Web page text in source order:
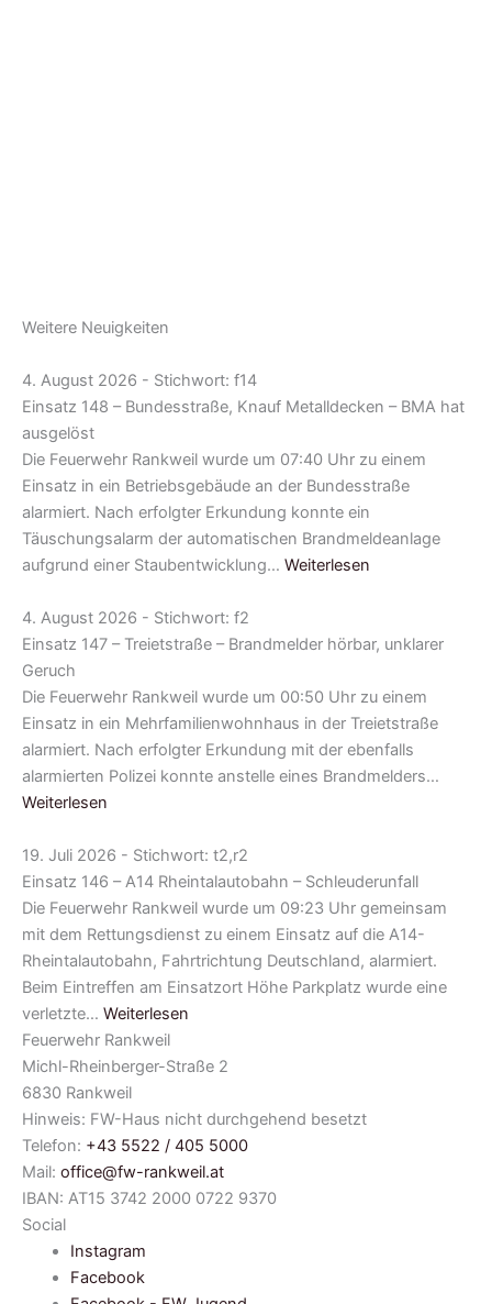
Weitere Neuigkeiten
4. August 2026 - Stichwort: f14
Einsatz 148 – Bundesstraße, Knauf Metalldecken – BMA hat
ausgelöst
Die Feuerwehr Rankweil wurde um 07:40 Uhr zu einem
Einsatz in ein Betriebsgebäude an der Bundesstraße
alarmiert. Nach erfolgter Erkundung konnte ein
Täuschungsalarm der automatischen Brandmeldeanlage
aufgrund einer Staubentwicklung… Weiterlesen
4. August 2026 - Stichwort: f2
Einsatz 147 – Treietstraße – Brandmelder hörbar, unklarer
Geruch
Die Feuerwehr Rankweil wurde um 00:50 Uhr zu einem
Einsatz in ein Mehrfamilienwohnhaus in der Treietstraße
alarmiert. Nach erfolgter Erkundung mit der ebenfalls
alarmierten Polizei konnte anstelle eines Brandmelders…
Weiterlesen
19. Juli 2026 - Stichwort: t2,r2
Einsatz 146 – A14 Rheintalautobahn – Schleuderunfall
Die Feuerwehr Rankweil wurde um 09:23 Uhr gemeinsam
mit dem Rettungsdienst zu einem Einsatz auf die A14-
Rheintalautobahn, Fahrtrichtung Deutschland, alarmiert.
Beim Eintreffen am Einsatzort Höhe Parkplatz wurde eine
verletzte… Weiterlesen
Feuerwehr Rankweil
Michl-Rheinberger-Straße 2
6830 Rankweil
Hinweis: FW-Haus nicht durchgehend besetzt
Telefon: +43 5522 / 405 5000
Mail: office@fw-rankweil.at
IBAN: AT15 3742 2000 0722 9370
Social
Instagram
Facebook